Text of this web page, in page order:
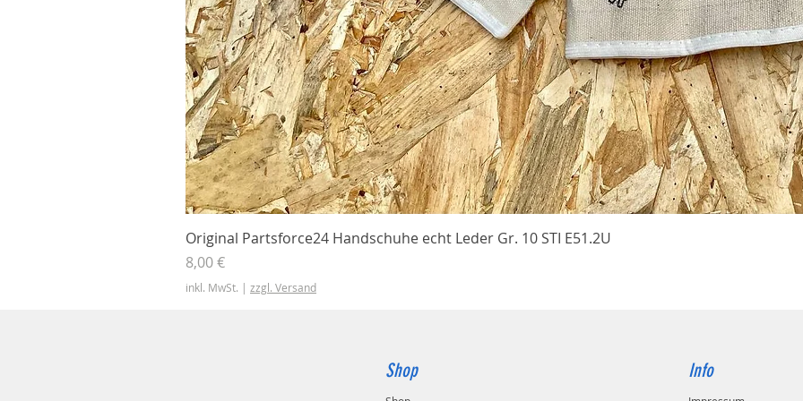
Schnellansicht
Original Partsforce24 Handschuhe echt Leder Gr. 10 STI E51.2U
Preis
8,00 €
inkl. MwSt. | zzgl. Versand
Shop Info